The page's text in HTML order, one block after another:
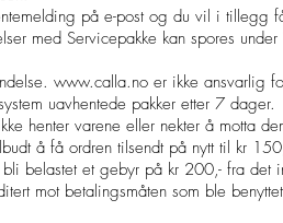
på e-post og du vil i tillegg
med Servicepakke kan spores
www.calla.no er ikke ansvarlig
uavhentede pakker etter 7 dager.
henter varene eller nekter å motta
å få ordren tilsendt på nytt til kr
belastet et gebyr på kr 200,- fra det
mot betalingsmåten som ble